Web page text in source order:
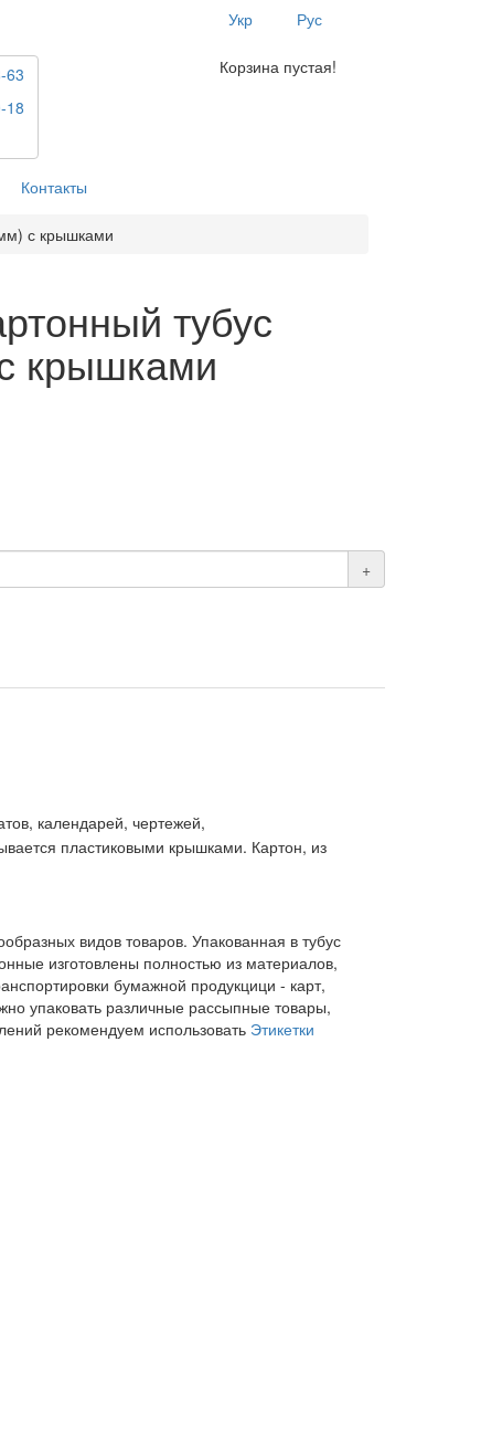
Укр Рус
63
18
Корзина пустая!
Контакты
с крышками
тубус
крышками
+
календарей, чертежей,
пластиковыми крышками. Картон, из
видов товаров. Упакованная в тубус
изготовлены полностью из материалов,
бумажной продукцици - карт,
упаковать различные рассыпные товары,
рекомендуем использовать Этикетки